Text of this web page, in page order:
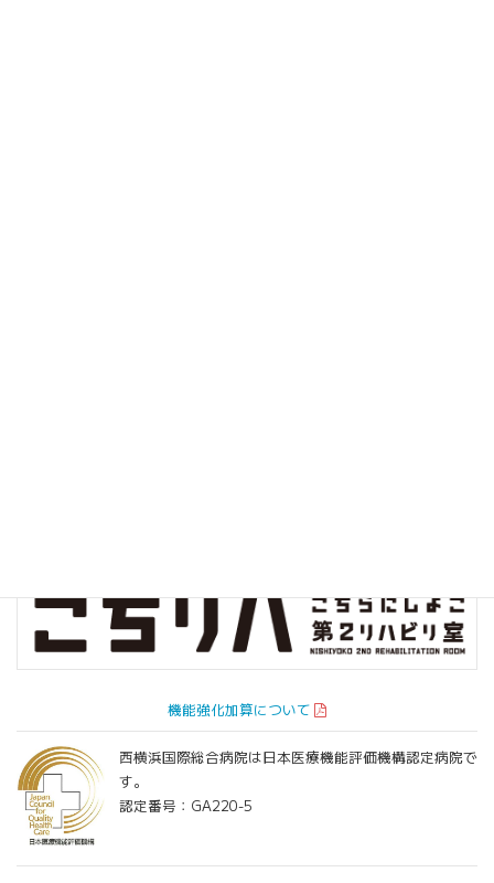
機能強化加算について
西横浜国際総合病院は日本医療機能評価機構認定病院で
す。
認定番号：GA220-5